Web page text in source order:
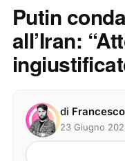
Putin
all’Iran:
di
23 Giugno